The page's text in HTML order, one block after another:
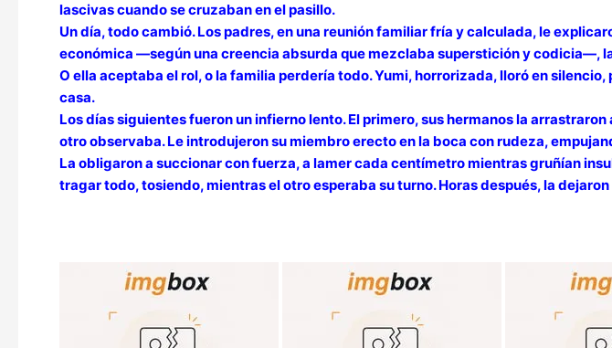
lascivas cuando se cruzaban en el pasillo.
Un día, todo cambió. Los padres, en una reunión familiar fría y calculada, le
económica —según una creencia absurda que mezclaba superstición y codicia—,
O ella aceptaba el rol, o la familia perdería todo. Yumi, horrorizada, lloró en
casa.
Los días siguientes fueron un infierno lento. El primero, sus hermanos la
otro observaba. Le introdujeron su miembro erecto en la boca con rudeza,
La obligaron a succionar con fuerza, a lamer cada centímetro mientras gruñían
tragar todo, tosiendo, mientras el otro esperaba su turno. Horas después, la